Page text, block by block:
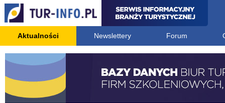
Aktualności Newslettery Forum